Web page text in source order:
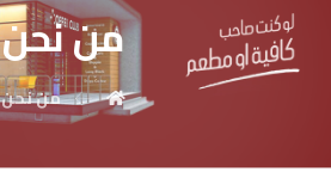
من نحن
من نحن